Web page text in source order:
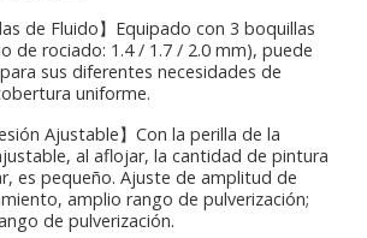
de Fluido】Equipado con 3 boquillas
de rociado: 1.4 / 1.7 / 2.0 mm), puede
sus diferentes necesidades de
uniforme.
Ajustable】Con la perilla de la
al aflojar, la cantidad de pintura
es pequeño. Ajuste de amplitud de
amplio rango de pulverización;
de pulverización.